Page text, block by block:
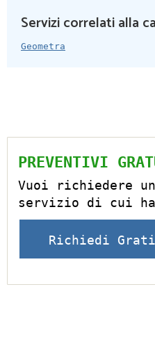
Servizi correlati alla
Geometra
PREVENTIVI
Vuoi richiedere
servizio di cui
Richiedi